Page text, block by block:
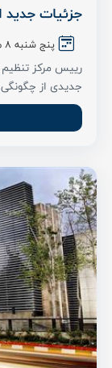
جزئیات جدید
پنج شنبه ۸ مهر ۱۴۰۰
رییس مرکز تنظیم
جدیدی از چگونگی